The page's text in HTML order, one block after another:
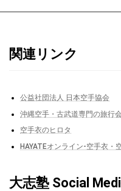
関連リンク
公益社団法人 日本空手協会
沖縄空手・古武道専門の旅行
空手衣のヒロタ
HAYATEオンライン-空手衣・
大志塾 Social